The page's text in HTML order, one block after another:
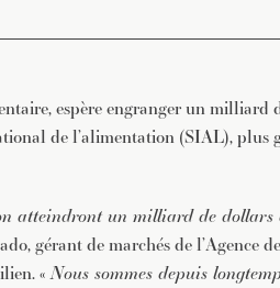
espère engranger un milliard
de l’alimentation (SIAL), plus
atteindront un milliard de dollars
gérant de marchés de l’Agence de
«Nous sommes depuis